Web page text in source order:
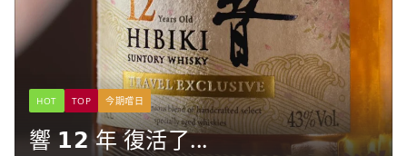
HOT TOP 今期嚐日
響 𝟭𝟮 年 復活了...